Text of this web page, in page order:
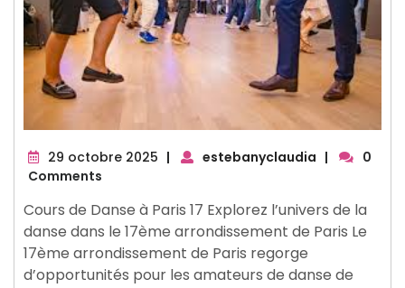
29 octobre 2025 29
| estebanyclaudia |
0
Comments
Cours de Danse à Paris 17 Explorez l’univers de la
danse dans le 17ème arrondissement de Paris Le
17ème arrondissement de Paris regorge
d’opportunités pour les amateurs de danse de